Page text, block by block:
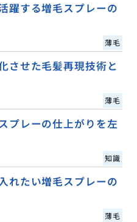
躍する増毛スプレーの
薄毛
させた毛髪再現技術と
薄毛
プレーの仕上がりを左
知識
れたい増毛スプレーの
薄毛